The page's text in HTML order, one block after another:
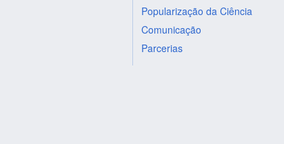
Popularização da Ciência
Comunicação
Parcerias